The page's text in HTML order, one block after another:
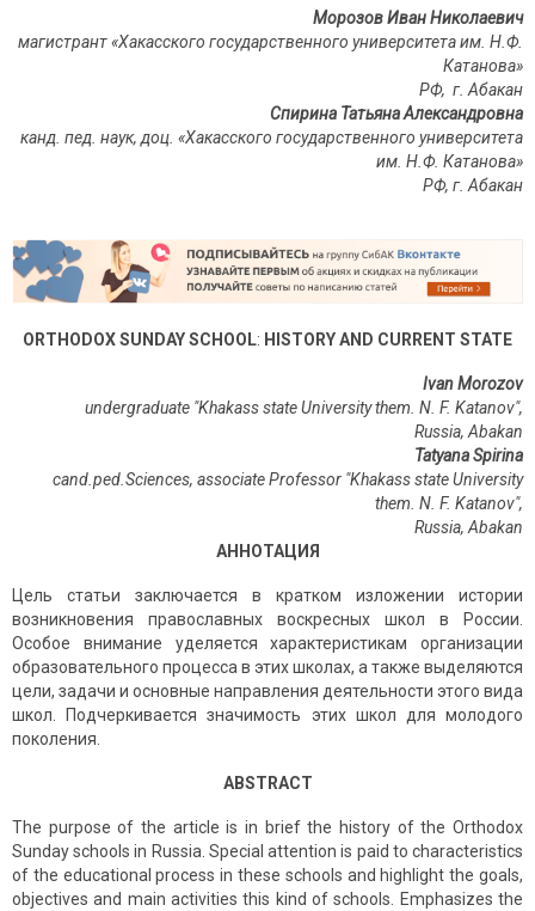
Морозов Иван Николаевич
магистрант «Хакасского государственного университета им. Н.Ф.
Катанова»
РФ, г. Абакан
Спирина Татьяна Александровна
канд. пед. наук, доц. «Хакасского государственного университета
им. Н.Ф. Катанова»
РФ, г. Абакан
ORTHODOXSUNDAYSCHOOL: Н ISTORYAND CURRENT STATE
IvanMorozov
undergraduate "Khakass state University them. N. F. Katanov",
Russia, Abakan
Tatyana Spirina
сand.ped.Sciences, associate Professor "Khakass state University
them. N. F. Katanov",
Russia, Abakan
АННОТАЦИЯ
Цель статьи заключается в кратком изложении истории
возникновения православных воскресных школ в России.
Особое внимание уделяется характеристикам организации
образовательного процесса в этих школах, а также выделяются
цели, задачи и основные направления деятельности этого вида
школ. Подчеркивается значимость этих школ для молодого
поколения.
ABSTRACT
The purpose of the article is in brief the history of the Orthodox
Sunday schools in Russia. Special attention is paid to characteristics
of the educational process in these schools and highlight the goals,
objectives and main activities this kind of schools. Emphasizes the